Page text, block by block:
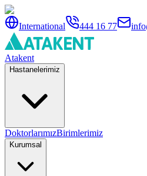
International 444 16 77
Atakent
Hastanelerimiz
DoktorlarımızBirimlerimiz
Kurumsal